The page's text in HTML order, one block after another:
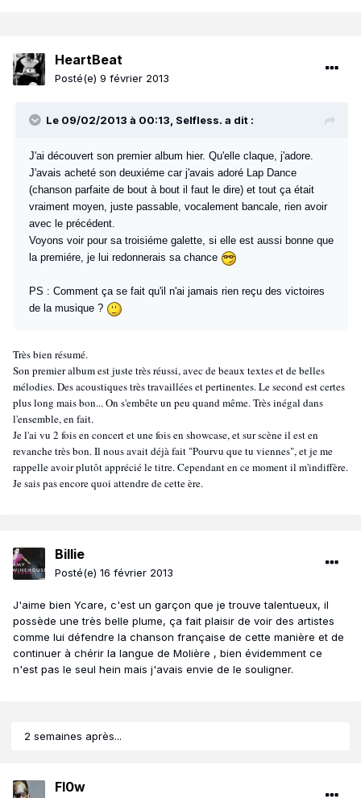
HeartBeat
Posté(e) 9 février 2013
Le 09/02/2013 à 00:13, Selfless. a dit :
J'ai découvert son premier album hier. Qu'elle claque, j'adore.
J'avais acheté son deuxiéme car j'avais adoré Lap Dance
(chanson parfaite de bout à bout il faut le dire) et tout ça était
vraiment moyen, juste passable, vocalement bancale, rien avoir
avec le précédent.
Voyons voir pour sa troisiéme galette, si elle est aussi bonne que
la premiére, je lui redonnerais sa chance
PS : Comment ça se fait qu'il n'ai jamais rien reçu des victoires
de la musique ?
Très bien résumé.
Son premier album est juste très réussi, avec de beaux textes et de belles
mélodies. Des acoustiques très travaillées et pertinentes. Le second est certes
plus long mais bon... On s'embête un peu quand même. Très inégal dans
l'ensemble, en fait.
Je l'ai vu 2 fois en concert et une fois en showcase, et sur scène il est en
revanche très bon. Il nous avait déjà fait "Pourvu que tu viennes", et je me
rappelle avoir plutôt apprécié le titre. Cependant en ce moment il m'indiffère.
Je sais pas encore quoi attendre de cette ère.
Billie
Posté(e) 16 février 2013
J'aime bien Ycare, c'est un garçon que je trouve talentueux, il
possède une très belle plume, ça fait plaisir de voir des artistes
comme lui défendre la chanson française de cette manière et de
continuer à chérir la langue de Molière , bien évidemment ce
n'est pas le seul hein mais j'avais envie de le souligner.
2 semaines après...
Fl0w